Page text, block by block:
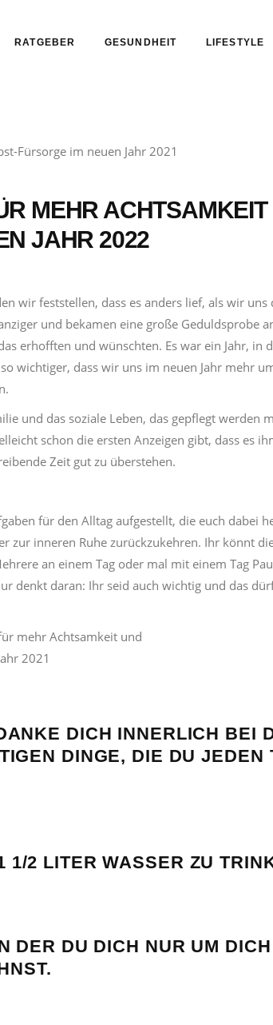
RATGEBER GESUNDHEIT LIFESTYLE
MEHR ACHTSAMKEIT
JAHR 2022
wir feststellen, dass es anders lief, als wir uns
und bekamen eine große Geduldsprobe
erhofften und wünschten. Es war ein Jahr, in
wichtiger, dass wir uns im neuen Jahr mehr
und das soziale Leben, das gepflegt werden
schon die ersten Anzeigen gibt, dass es
Zeit gut zu überstehen.
für den Alltag aufgestellt, die euch dabei
zur inneren Ruhe zurückzukehren. Ihr könnt
an einem Tag oder mal mit einem Tag
denkt daran: Ihr seid auch wichtig und das
DICH INNERLICH BEI
DINGE, DIE DU JEDEN
1/2 LITER WASSER ZU
DER DU DICH NUR UM DICH